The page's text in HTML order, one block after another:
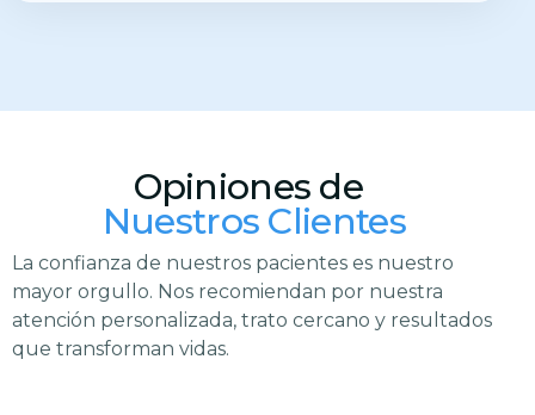
Opiniones de
Nuestros Clientes
La confianza de nuestros pacientes es nuestro
mayor orgullo. Nos recomiendan por nuestra
atención personalizada, trato cercano y resultados
que transforman vidas.